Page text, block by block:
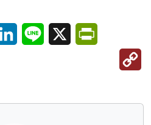
LinkedInLine X